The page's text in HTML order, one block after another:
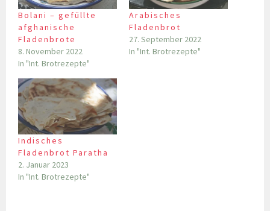
Bolani – gefüllte
afghanische
Fladenbrote
8. November 2022
In "Int. Brotrezepte"
Arabisches
Fladenbrot
27. September 2022
In "Int. Brotrezepte"
Indisches
Fladenbrot Paratha
2. Januar 2023
In "Int. Brotrezepte"